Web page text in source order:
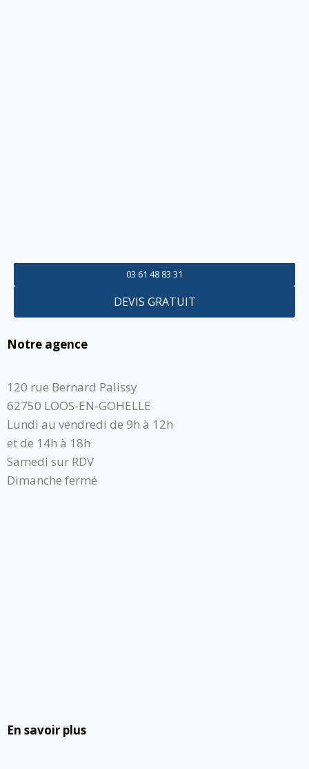
03 61 48 83 31
DEVIS GRATUIT
Notre agence
120 rue Bernard Palissy
62750 LOOS-EN-GOHELLE
Lundi au vendredi de 9h à 12h
et de 14h à 18h
Samedi sur RDV
Dimanche fermé
En savoir plus